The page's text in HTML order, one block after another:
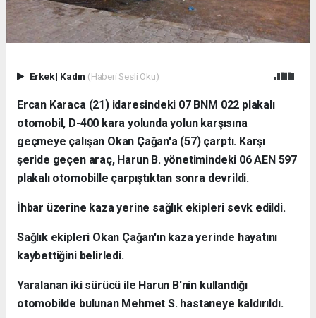
Erkek| Kadın (Haberi Sesli Oku)
Ercan Karaca (21) idaresindeki 07 BNM 022 plakalı
otomobil, D-400 kara yolunda yolun karşısına
geçmeye çalışan Okan Çağan'a (57) çarptı. Karşı
şeride geçen araç, Harun B. yönetimindeki 06 AEN 597
plakalı otomobille çarpıştıktan sonra devrildi.
İhbar üzerine kaza yerine sağlık ekipleri sevk edildi.
Sağlık ekipleri Okan Çağan'ın kaza yerinde hayatını
kaybettiğini belirledi.
Yaralanan iki sürücü ile Harun B'nin kullandığı
otomobilde bulunan Mehmet S. hastaneye kaldırıldı.